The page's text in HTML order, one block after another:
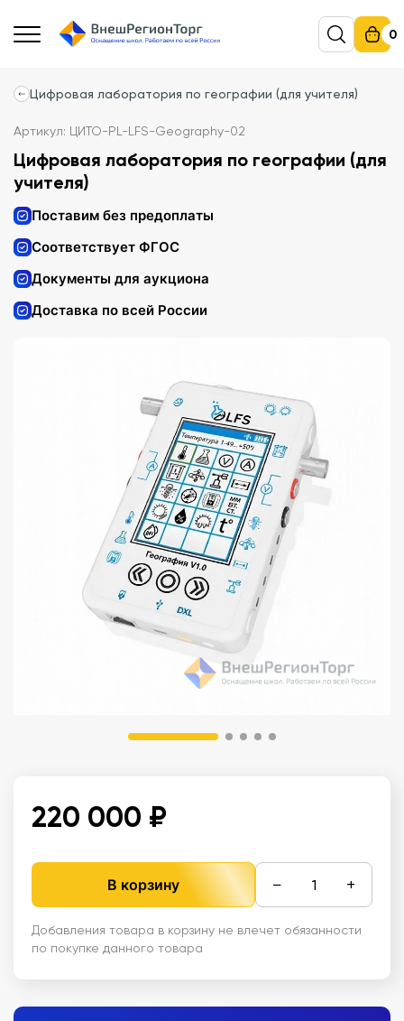
0
Цифровая лаборатория по географии (для учителя)
Артикул: ЦИТО-PL-LFS-Geography-02
Цифровая лаборатория по географии (для
учителя)
Поставим без предоплаты
Соответствует ФГОС
Документы для аукциона
Доставка по всей России
220 000 ₽
В корзину − +
Добавления товара в корзину не влечет обязанности
по покупке данного товара